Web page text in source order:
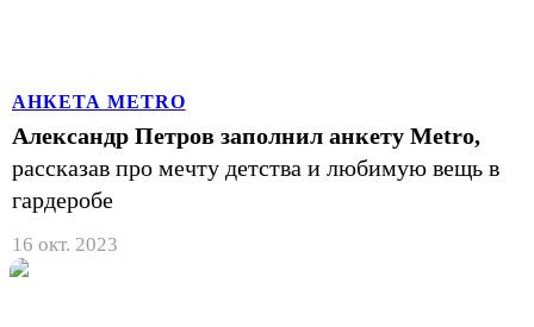
АНКЕТА METRO
Александр Петров заполнил анкету Metro,
рассказав про мечту детства и любимую вещь в
гардеробе
16 окт. 2023